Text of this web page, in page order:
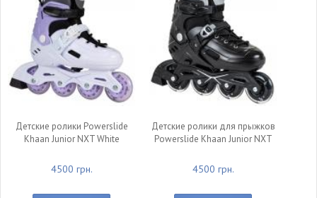
Детские ролики Powerslide
Khaan Junior NXT White
4500 грн.
Детские ролики для прыжков
Powerslide Khaan Junior NXT
4500 грн.